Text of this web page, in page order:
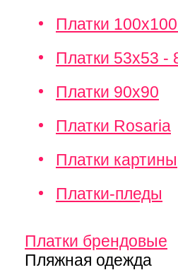
Платки
Платки 53х53 -
Платки 90х90
Платки Rosaria
Платки картины
Платки-пледы
Платки брендовые
Пляжная одежда